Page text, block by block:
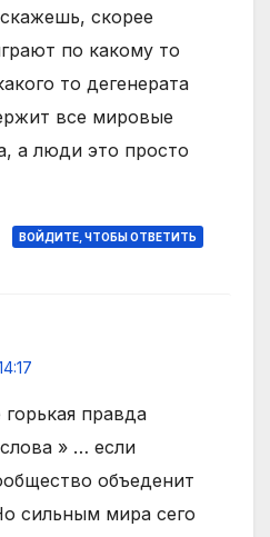
скорее
по какому то
то дегенерата
все мировые
а люди это просто
ВОЙДИТЕ, ЧТОБЫ ОТВЕТИТЬ
правда
» … если
объеденит
сильным мира сего